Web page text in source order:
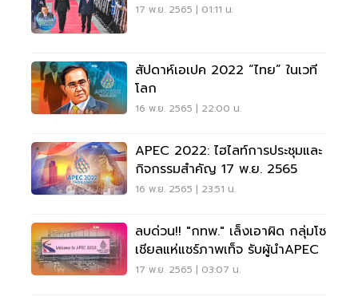
17 พ.ย. 2565 | 01:11 น.
สัปดาห์เอเปค 2022 “ไทย” ในเวที
โลก
16 พ.ย. 2565 | 22:00 น.
APEC 2022: ไฮไลท์การประชุมและ
กิจกรรมสำคัญ 17 พ.ย. 2565
16 พ.ย. 2565 | 23:51 น.
ลบด่วน!! "กทพ." เล็งเอาผิด กลุ่มโซ
เชียลแห่แชร์ภาพเท็จ รับผู้นำAPEC
17 พ.ย. 2565 | 03:07 น.